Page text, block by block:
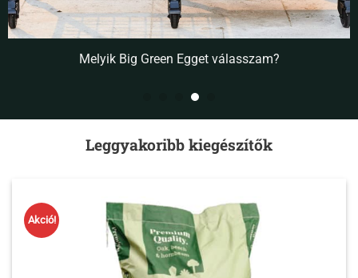
Melyik Big Green Egget válasszam?
Leggyakoribb kiegészítők
Akció!